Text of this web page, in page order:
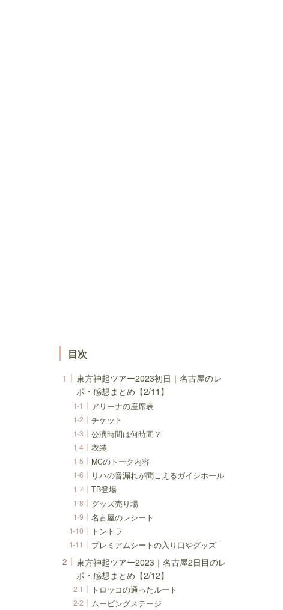
目次
東方神起ツアー2023初日｜名古屋のレ
ポ・感想まとめ【2/11】
アリーナの座席表
チケット
公演時間は何時間？
衣装
MCのトーク内容
リハの音漏れが聞こえるガイシホール
TB登場
グッズ売り場
名古屋のレシート
トントラ
プレミアムシートの入り口やグッズ
東方神起ツアー2023｜名古屋2日目のレ
ポ・感想まとめ【2/12】
トロッコの通ったルート
ムービングステージ